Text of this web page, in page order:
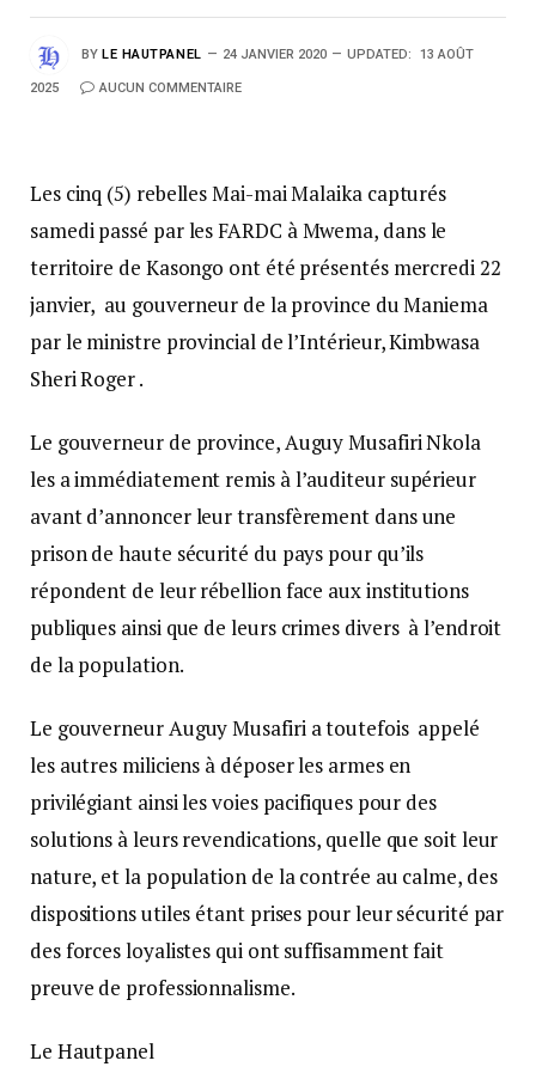
BY LE HAUTPANEL 24 JANVIER 2020 UPDATED: 13 AOÛT
2025 AUCUN COMMENTAIRE
Les cinq (5) rebelles Mai-mai Malaika capturés
samedi passé par les FARDC à Mwema, dans le
territoire de Kasongo ont été présentés mercredi 22
janvier, au gouverneur de la province du Maniema
par le ministre provincial de l’Intérieur, Kimbwasa
Sheri Roger .
Le gouverneur de province, Auguy Musafiri Nkola
les a immédiatement remis à l’auditeur supérieur
avant d’annoncer leur transfèrement dans une
prison de haute sécurité du pays pour qu’ils
répondent de leur rébellion face aux institutions
publiques ainsi que de leurs crimes divers à l’endroit
de la population.
Le gouverneur Auguy Musafiri a toutefois appelé
les autres miliciens à déposer les armes en
privilégiant ainsi les voies pacifiques pour des
solutions à leurs revendications, quelle que soit leur
nature, et la population de la contrée au calme, des
dispositions utiles étant prises pour leur sécurité par
des forces loyalistes qui ont suffisamment fait
preuve de professionnalisme.
Le Hautpanel